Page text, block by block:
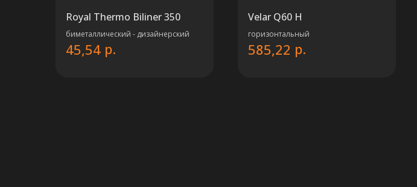
Royal Thermo Biliner 350
биметаллический - дизайнерский
45,54 р.
Velar Q60 H
горизонтальный
585,22 р.